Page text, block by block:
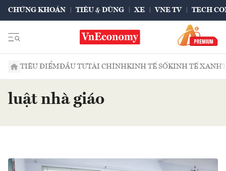
CHỨNG KHOÁN TIÊU & DÙNG XE VNE TV TECH
TIÊU ĐIỂMĐẦU TƯTÀI CHÍNHKINH TẾ SỐKINH TẾ XANH
luật nhà giáo